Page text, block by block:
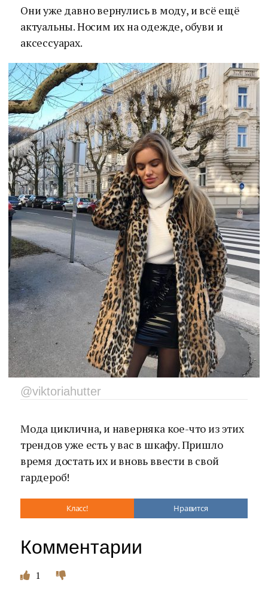
Они уже давно вернулись в моду, и всё ещё
актуальны. Носим их на одежде, обуви и
аксессуарах.
@viktoriahutter
Мода циклична, и наверняка кое-что из этих
трендов уже есть у вас в шкафу. Пришло
время достать их и вновь ввести в свой
гардероб!
Класс! Нравится
Комментарии
1